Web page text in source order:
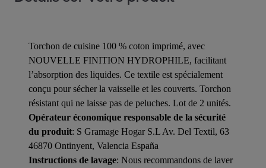
Torchon de cuisine 100 % coton imprimé, avec
NOUVELLE FINITION HYDROPHILE, facilitant
l’absorption des liquides. Ce textile est spécialement
conçu pour sécher la vaisselle et les couverts. Torchon
résistant qui ne laisse pas de peluches. Lot de 2 unités.
Opérateur économique responsable de la sécurité
du produit: S Gramage Hogar S.L Av. Del Textil, 63
46870 Ontinyent, Valencia España
Instructions de lavage: Nous recommandons de laver